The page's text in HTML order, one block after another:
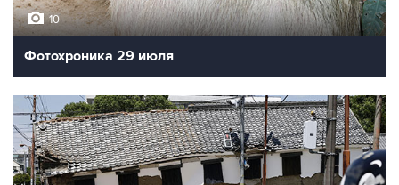
10
Фотохроника 29 июля